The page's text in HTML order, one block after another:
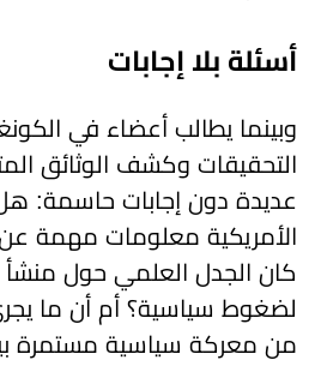
أسئلة بلا إجابات
وبينما يطالب أعضاء في
التحقيقات وكشف الوثائق
عديدة دون إجابات حاسمة:
الأمريكية معلومات مهمة
كان الجدل العلمي حول منشأ
لضغوط سياسية؟ أم أن ما
من معركة سياسية مستمرة